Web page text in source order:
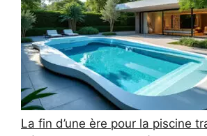
La fin d’une ère pour la piscine